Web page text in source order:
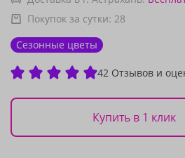
Покупок за сутки: 28
Сезонные цветы
42 Отзывов и
Купить в 1 клик